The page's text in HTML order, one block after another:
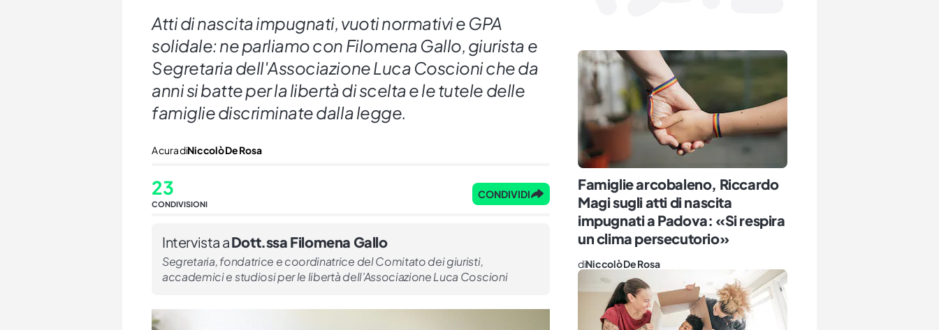
Atti di nascita impugnati, vuoti normativi e GPA
solidale: ne parliamo con Filomena Gallo, giurista e
Segretaria dell'Associazione Luca Coscioni che da
anni si batte per la libertà di scelta e le tutele delle
famiglie discriminate dalla legge.
A cura diNiccolò De Rosa
23
CONDIVISIONI
CONDIVIDI
Intervista aDott.ssa Filomena Gallo
Segretaria, fondatrice e coordinatrice del Comitato dei giuristi,
accademici e studiosi per le libertà dell’Associazione Luca Coscioni
Famiglie arcobaleno, Riccardo
Magi sugli atti di nascita
impugnati a Padova: «Si respira
un clima persecutorio»
diNiccolò De Rosa